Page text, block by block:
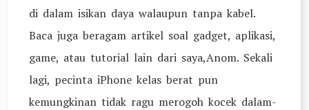
di dalam isikan daya walaupun tanpa kabel.
Baca juga beragam artikel soal gadget, aplikasi,
game, atau tutorial lain dari saya,Anom. Sekali
lagi, pecinta iPhone kelas berat pun
kemungkinan tidak ragu merogoh kocek dalam-